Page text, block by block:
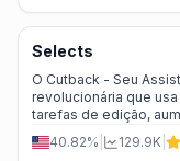
Selects
O Cutback - Seu
revolucionária que
tarefas de edição,
Ideal para estúdios,
recursos como
40.82% 129.9K